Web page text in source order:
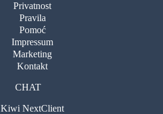
Privatnost
Pravila
Pomoć
Impressum
Marketing
Kontakt
CHAT
Kiwi NextClient